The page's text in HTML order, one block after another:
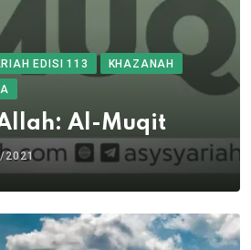
EDISI 113
KHAZANAH
Al-Muqit
2021